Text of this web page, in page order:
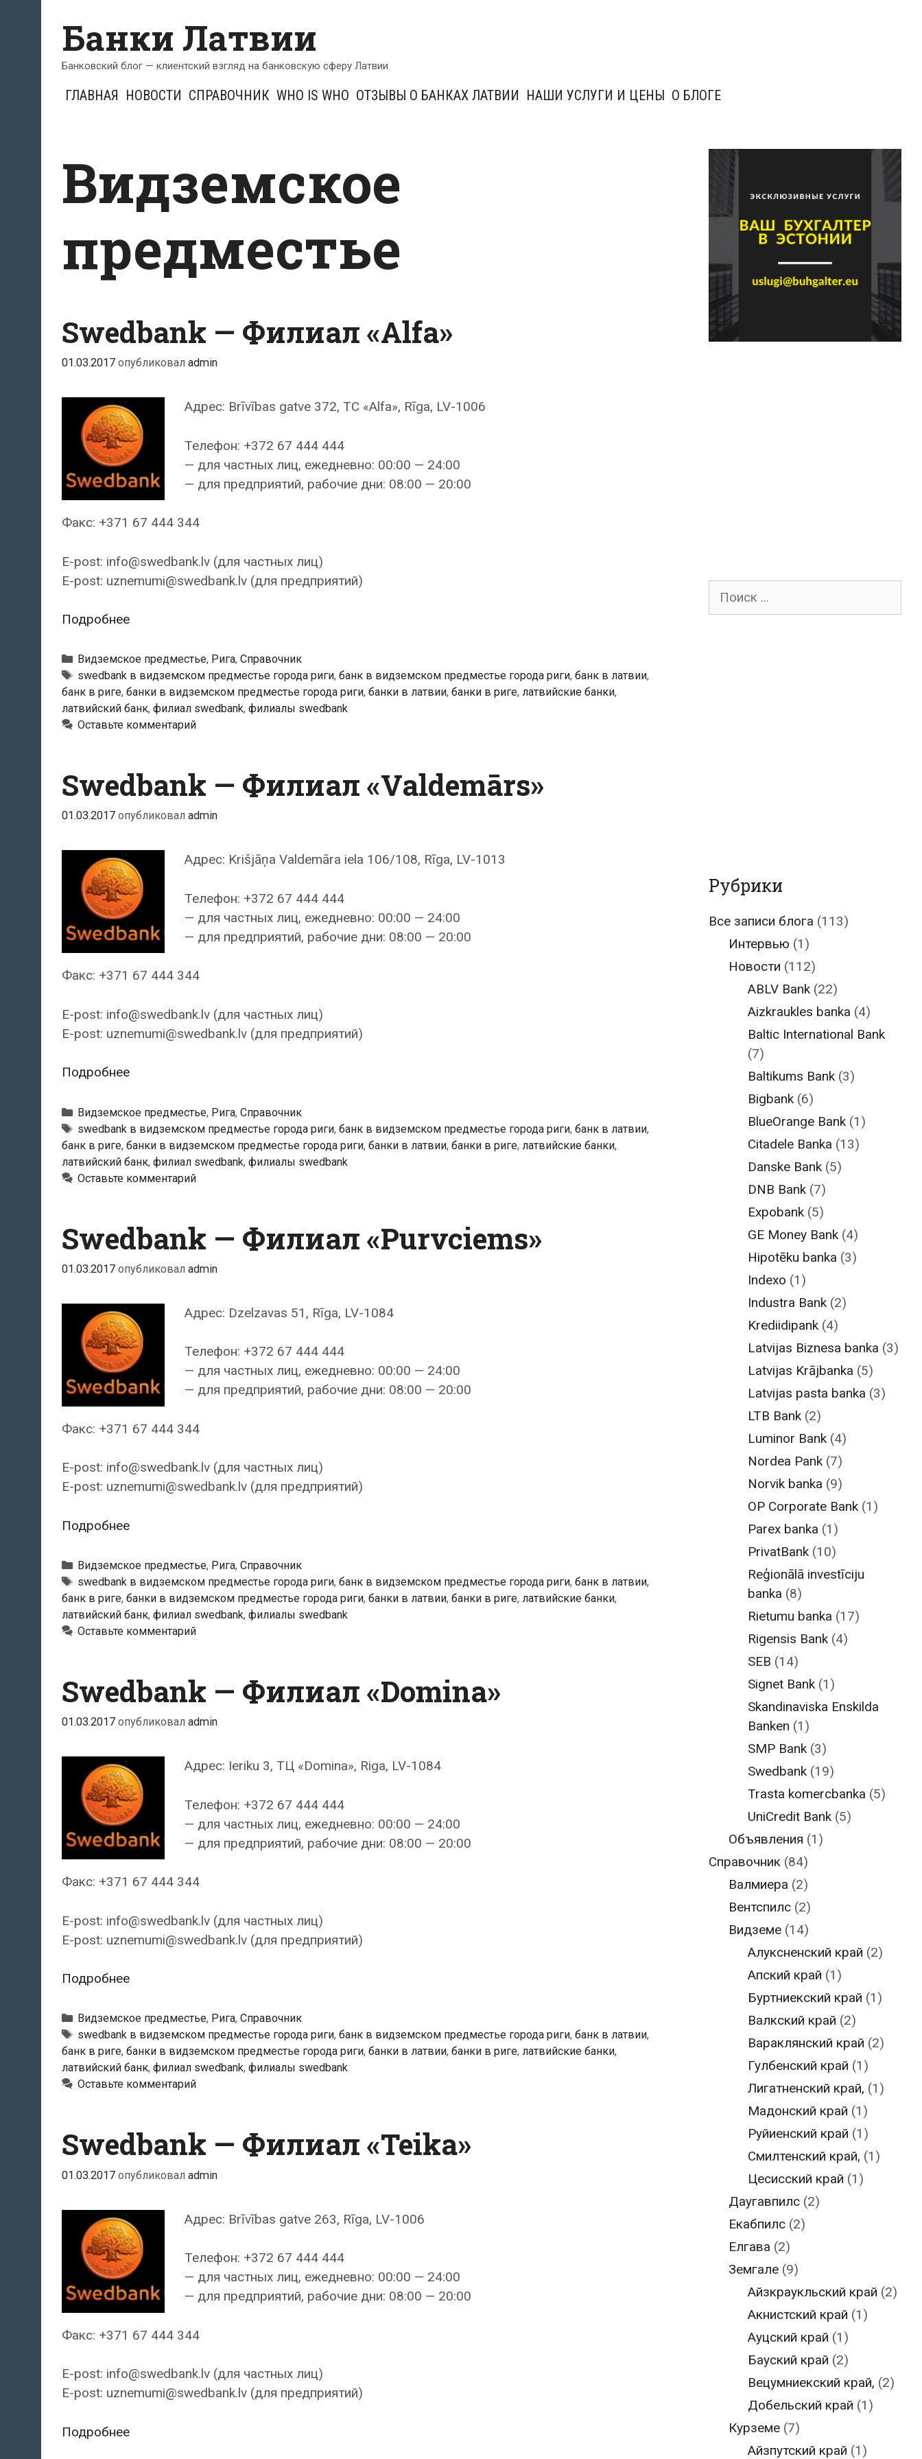
содержимому
Банки Латвии
Банковский блог — клиентский взгляд на банковскую сферу Латвии
ГЛАВНАЯ НОВОСТИ СПРАВОЧНИК WHO IS WHO ОТЗЫВЫ О БАНКАХ ЛАТВИИ НАШИ УСЛУГИ И ЦЕНЫ О БЛОГЕ
Видземское
предместье
Swedbank — Филиал «Alfa»
01.03.2017 опубликовал admin
Адрес: Brīvības gatve 372, TC «Alfa», Rīga, LV-1006
Телефон: +372 67 444 444
— для частных лиц, ежедневно: 00:00 — 24:00
— для предприятий, рабочие дни: 08:00 — 20:00
Факс: +371 67 444 344
E-post: info@swedbank.lv (для частных лиц)
E-post: uznemumi@swedbank.lv (для предприятий)
ПодробнееSwedbank
Филиал
«Alfa»
Рубрики
Видземское предместье, Рига, Справочник
Тэги
swedbank в видземском предместье города риги, банк в видземском предместье города риги, банк в латвии,
банк в риге, банки в видземском предместье города риги, банки в латвии, банки в риге, латвийские банки,
латвийский банк, филиал swedbank, филиалы swedbank
Оставьте комментарий
Swedbank — Филиал «Valdemārs»
01.03.2017 опубликовал admin
Адрес: Krišjāņa Valdemāra iela 106/108, Rīga, LV-1013
Телефон: +372 67 444 444
— для частных лиц, ежедневно: 00:00 — 24:00
— для предприятий, рабочие дни: 08:00 — 20:00
Факс: +371 67 444 344
E-post: info@swedbank.lv (для частных лиц)
E-post: uznemumi@swedbank.lv (для предприятий)
ПодробнееSwedbank
Филиал
«Valdemārs»
Рубрики
Видземское предместье, Рига, Справочник
Тэги
swedbank в видземском предместье города риги, банк в видземском предместье города риги, банк в латвии,
банк в риге, банки в видземском предместье города риги, банки в латвии, банки в риге, латвийские банки,
латвийский банк, филиал swedbank, филиалы swedbank
Оставьте комментарий
Swedbank — Филиал «Purvciems»
01.03.2017 опубликовал admin
Адрес: Dzelzavas 51, Rīga, LV-1084
Телефон: +372 67 444 444
— для частных лиц, ежедневно: 00:00 — 24:00
— для предприятий, рабочие дни: 08:00 — 20:00
Факс: +371 67 444 344
E-post: info@swedbank.lv (для частных лиц)
E-post: uznemumi@swedbank.lv (для предприятий)
ПодробнееSwedbank
Филиал
«Purvciems»
Рубрики
Видземское предместье, Рига, Справочник
Тэги
swedbank в видземском предместье города риги, банк в видземском предместье города риги, банк в латвии,
банк в риге, банки в видземском предместье города риги, банки в латвии, банки в риге, латвийские банки,
латвийский банк, филиал swedbank, филиалы swedbank
Оставьте комментарий
Swedbank — Филиал «Domina»
01.03.2017 опубликовал admin
Адрес: Ieriku 3, ТЦ «Domina», Riga, LV-1084
Телефон: +372 67 444 444
— для частных лиц, ежедневно: 00:00 — 24:00
— для предприятий, рабочие дни: 08:00 — 20:00
Факс: +371 67 444 344
E-post: info@swedbank.lv (для частных лиц)
E-post: uznemumi@swedbank.lv (для предприятий)
ПодробнееSwedbank
Филиал
«Domina»
Рубрики
Видземское предместье, Рига, Справочник
Тэги
swedbank в видземском предместье города риги, банк в видземском предместье города риги, банк в латвии,
банк в риге, банки в видземском предместье города риги, банки в латвии, банки в риге, латвийские банки,
латвийский банк, филиал swedbank, филиалы swedbank
Оставьте комментарий
Swedbank — Филиал «Teika»
01.03.2017 опубликовал admin
Адрес: Brīvības gatve 263, Rīga, LV-1006
Телефон: +372 67 444 444
— для частных лиц, ежедневно: 00:00 — 24:00
— для предприятий, рабочие дни: 08:00 — 20:00
Факс: +371 67 444 344
E-post: info@swedbank.lv (для частных лиц)
E-post: uznemumi@swedbank.lv (для предприятий)
ПодробнееSwedbank
Поиск
Рубрики
Все записи блога (113)
Интервью (1)
Новости (112)
ABLV Bank (22)
Aizkraukles banka (4)
Baltic International Bank
(7)
Baltikums Bank (3)
Bigbank (6)
BlueOrange Bank (1)
Citadele Banka (13)
Danske Bank (5)
DNB Bank (7)
Expobank (5)
GE Money Bank (4)
Hipotēku banka (3)
Indexo (1)
Industra Bank (2)
Krediidipank (4)
Latvijas Biznesa banka (3)
Latvijas Krājbanka (5)
Latvijas pasta banka (3)
LTB Bank (2)
Luminor Bank (4)
Nordea Pank (7)
Norvik banka (9)
OP Corporate Bank (1)
Parex banka (1)
PrivatBank (10)
Reģionālā investīciju
banka (8)
Rietumu banka (17)
Rigensis Bank (4)
SEB (14)
Signet Bank (1)
Skandinaviska Enskilda
Banken (1)
SMP Bank (3)
Swedbank (19)
Trasta komercbanka (5)
UniCredit Bank (5)
Объявления (1)
Справочник (84)
Валмиера (2)
Вентспилс(2)
Видземе(14)
Алуксненский край (2)
Апский край (1)
Буртниекский край (1)
Валкский край (2)
Вараклянский край (2)
Гулбенский край (1)
Лигатненский край, (1)
Мадонский край (1)
Руйиенский край (1)
Смилтенский край, (1)
Цесисский край (1)
Даугавпилс(2)
Екабпилс(2)
Елгава (2)
Земгале(9)
Айзкраукльский край (2)
Акнистский край (1)
Ауцский край (1)
Бауский край (2)
Вецумниекский край, (2)
Добельский край (1)
Курземе(7)
Айзпутский край (1)